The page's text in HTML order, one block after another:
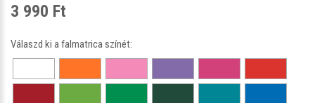
3 990 Ft
Válaszd ki a falmatrica színét: